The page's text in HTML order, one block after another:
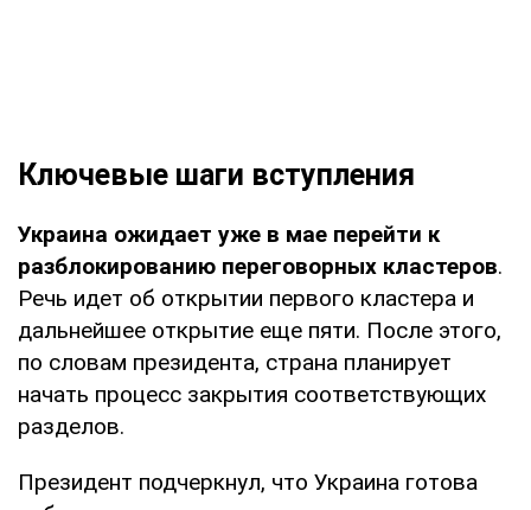
Ключевые шаги вступления
Украина ожидает уже в мае перейти к
разблокированию переговорных кластеров.
Речь идет об открытии первого кластера и
дальнейшее открытие еще пяти. После этого,
по словам президента, страна планирует
начать процесс закрытия соответствующих
разделов.
Президент подчеркнул, что Украина готова